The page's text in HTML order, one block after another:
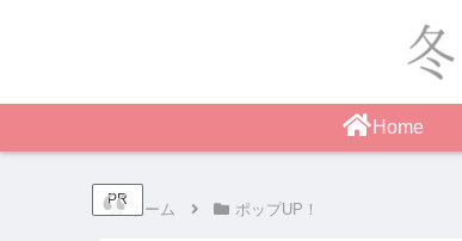
Home
PR
ホーム ポップUP！